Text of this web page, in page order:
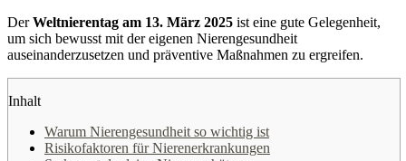
DerWeltnierentag am 13. März 2025 ist eine gute Gelegenheit,
um sich bewusst mit der eigenen Nierengesundheit
auseinanderzusetzen und präventive Maßnahmen zu ergreifen.
Inhalt
Warum Nierengesundheit so wichtig ist
Risikofaktoren für Nierenerkrankungen